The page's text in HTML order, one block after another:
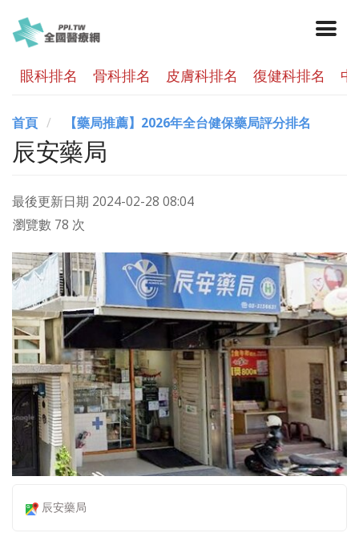
眼科排名 骨科排名 皮膚科排名 復健科排名
首頁 【藥局推薦】2026年全台健保藥局評分排名
辰安藥局
最後更新日期 2024-02-28 08:04
瀏覽數 78 次
辰安藥局